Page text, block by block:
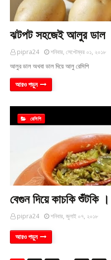
ঝটপট সহজেই আলুর ডাল
pipra24 শনিবার, সেপ্টেম্বর ০১, ২০১৮
আলুর ডাল অথবা ডাল দিয়ে আলু রেসিপি
আরও পড়ুন
রেসিপি
বেগুন দিয়ে কাচকি শুঁটকি
pipra24 শনিবার, জুলাই ০৭, ২০১৮
আরও পড়ুন